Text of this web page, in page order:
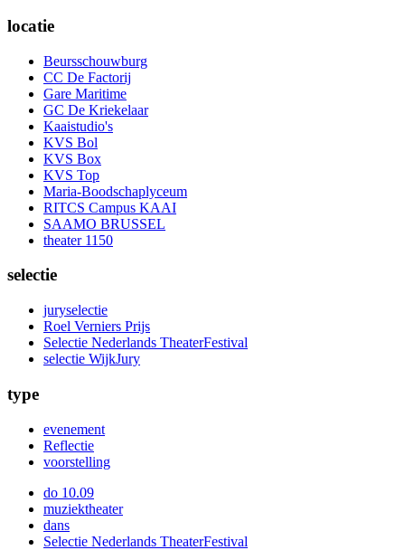
locatie
Beursschouwburg
CC De Factorij
Gare Maritime
GC De Kriekelaar
Kaaistudio's
KVS Bol
KVS Box
KVS Top
Maria-Boodschaplyceum
RITCS Campus KAAI
SAAMO BRUSSEL
theater 1150
selectie
juryselectie
Roel Verniers Prijs
Selectie Nederlands TheaterFestival
selectie WijkJury
type
evenement
Reflectie
voorstelling
do 10.09
muziektheater
dans
Selectie Nederlands TheaterFestival